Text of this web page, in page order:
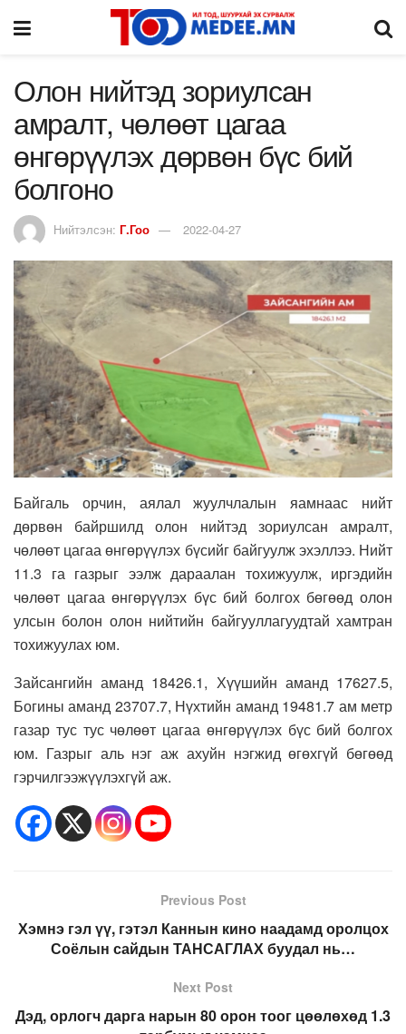
Олон нийтэд зориулсан
амралт, чөлөөт цагаа
өнгөрүүлэх дөрвөн бүс бий
болгоно
Нийтэлсэн: Г.Гоо 2022-04-27
Байгаль орчин, аялал жуулчлалын яамнаас нийт
дөрвөн байршилд олон нийтэд зориулсан амралт,
чөлөөт цагаа өнгөрүүлэх бүсийг байгуулж эхэллээ. Нийт
11.3 га газрыг ээлж дараалан тохижуулж, иргэдийн
чөлөөт цагаа өнгөрүүлэх бүс бий болгох бөгөөд олон
улсын болон олон нийтийн байгууллагуудтай хамтран
тохижуулах юм.
Зайсангийн аманд 18426.1, Хүүшийн аманд 17627.5,
Богины аманд 23707.7, Нүхтийн аманд 19481.7 ам метр
газар тус тус чөлөөт цагаа өнгөрүүлэх бүс бий болгох
юм. Газрыг аль нэг аж ахуйн нэгжид өгөхгүй бөгөөд
гэрчилгээжүүлэхгүй аж.
Previous Post
Хэмнэ гэл үү, гэтэл Каннын кино наадамд оролцох
Соёлын сайдын ТАНСАГЛАХ буудал нь…
Next Post
Дэд, орлогч дарга нарын 80 орон тоог цөөлөхөд 1.3